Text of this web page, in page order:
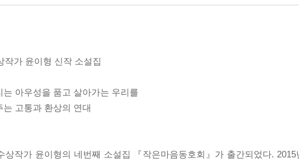
작가 윤이형 신작 소설집
는 아우성을 품고 살아가는 우리를
고통과 환상의 연대
상작가 윤이형의 네번째 소설집 『작은마음동호회』가 출간되었다.